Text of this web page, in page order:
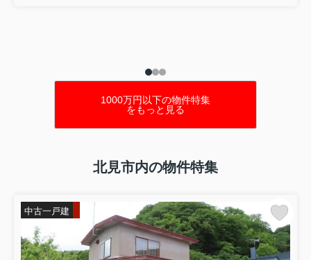
1000万円以下の物件特集
をもっと見る
北見市内の物件特集
中古一戸建